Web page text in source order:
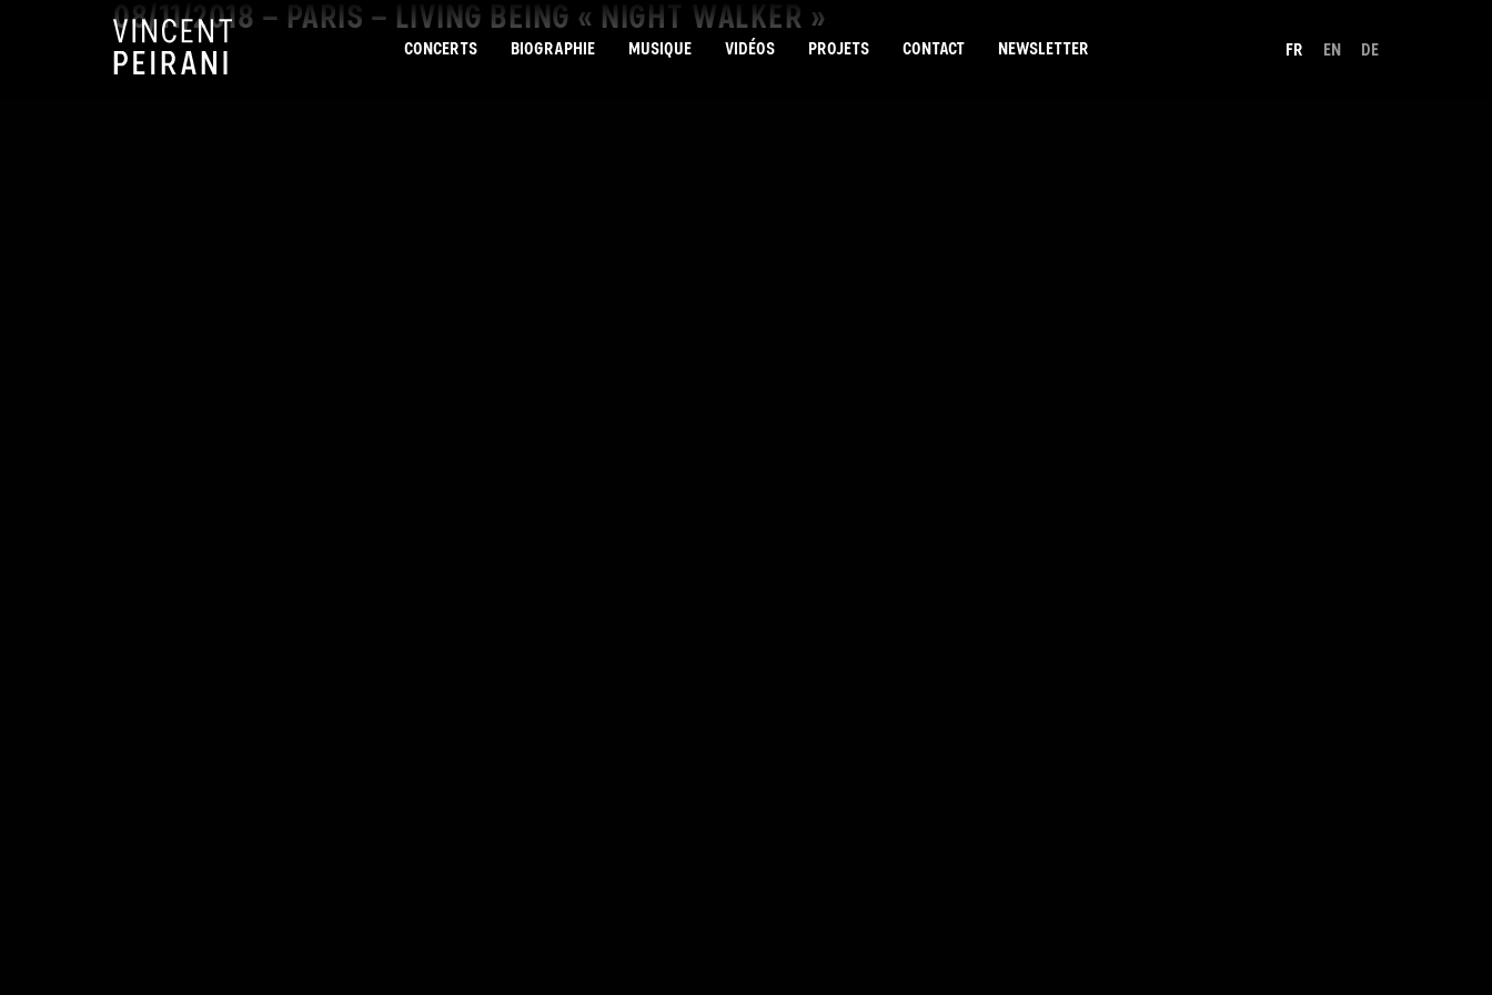
CONCERTS BIOGRAPHIE MUSIQUE VIDÉOS PROJETS CONTACT NEWSLETTER FR EN DE
08/11/2018 – PARIS – LIVING BEING « NIGHT WALKER »